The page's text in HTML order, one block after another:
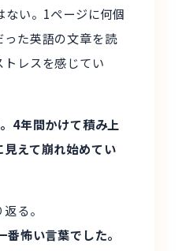
ない。1ページに何個
た英語の文章を読
レスを感じてい
4年間かけて積み上
えて崩れ始めてい
る。
番怖い言葉でした。